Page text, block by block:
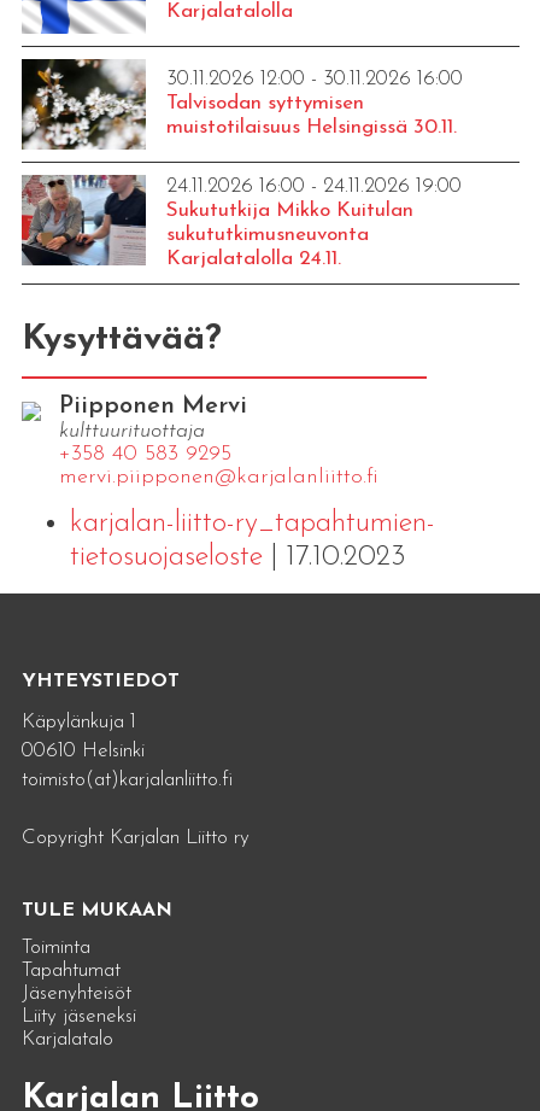
Karjalatalolla
30.11.2026 12:00 - 30.11.2026 16:00
Talvisodan syttymisen
muistotilaisuus Helsingissä 30.11.
24.11.2026 16:00 - 24.11.2026 19:00
Sukututkija Mikko Kuitulan
sukututkimusneuvonta
Karjalatalolla 24.11.
Kysyttävää?
Piipponen Mervi
kulttuurituottaja
+358 40 583 9295
mervi.​piipponen@​kar​jala​nlii​tto.​fi
karjalan-liitto-ry_tapahtumien-
tietosuojaseloste| 17.10.2023
YHTEYSTIEDOT
Käpylänkuja 1
00610 Helsinki
toimisto(at)karjalanliitto.fi
Copyright Karjalan Liitto ry
TULE MUKAAN
Toiminta
Tapahtumat
Jäsenyhteisöt
Liity jäseneksi
Karjalatalo
Karjalan Liitto